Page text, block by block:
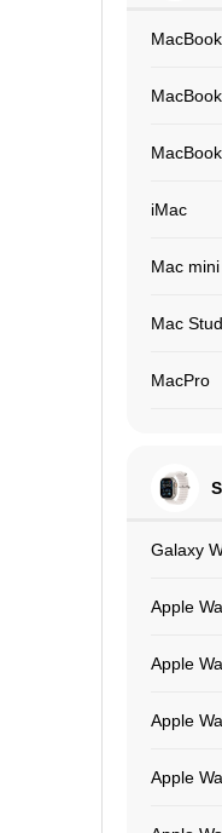
MacBook
iMac
Mac mini
Mac
MacPro
Galaxy
Apple
Apple
Apple
Apple